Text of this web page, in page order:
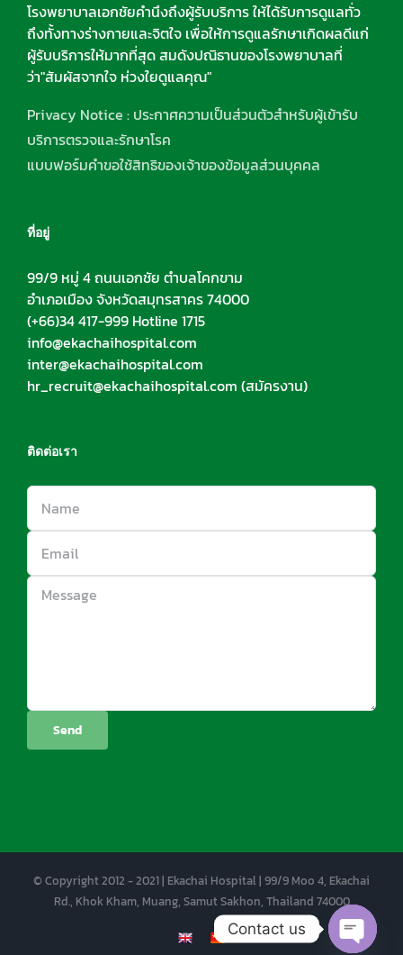
โรงพยาบาลเอกชัยคำนึงถึงผู้รับบริการ ให้ได้รับการดูแลทั่ว
ถึงทั้งทางร่างกายและจิตใจ เพื่อให้การดูแลรักษาเกิดผลดีแก่
ผู้รับบริการให้มากที่สุด สมดังปณิธานของโรงพยาบาลที่
ว่า"สัมผัสจากใจ ห่วงใยดูแลคุณ"
Privacy Notice : ประกาศความเป็นส่วนตัวสำหรับผู้เข้ารับ
บริการตรวจและรักษาโรค
แบบฟอร์มคำขอใช้สิทธิของเจ้าของข้อมูลส่วนบุคคล
ที่อยู่
99/9 หมู่ 4 ถนนเอกชัย ตำบลโคกขาม
อำเภอเมือง จังหวัดสมุทรสาคร 74000
(+66)34 417-999 Hotline 1715
info@ekachaihospital.com
inter@ekachaihospital.com
hr_recruit@ekachaihospital.com (สมัครงาน)
ติดต่อเรา
© Copyright 2012 - 2021 | Ekachai Hospital | 99/9 Moo 4, Ekachai
Rd., Khok Kham, Muang, Samut Sakhon, Thailand 74000
EN CNContact us